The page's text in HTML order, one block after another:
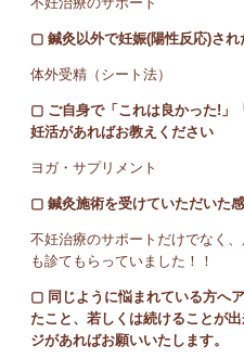
▢ 鍼灸以外で妊娠(陽性反応)さ
体外受精（シート法）
▢ ご自身で「これは良かった!」
妊活があればお教えください
ヨガ・サプリメント
▢ 鍼灸施術を受けていただいた
不妊治療のサポートだけでなく
も診てもらっていました！！
▢ 同じように悩まれている方へ
たこと、若しくは続けることが
ジがあればお願いいたします。